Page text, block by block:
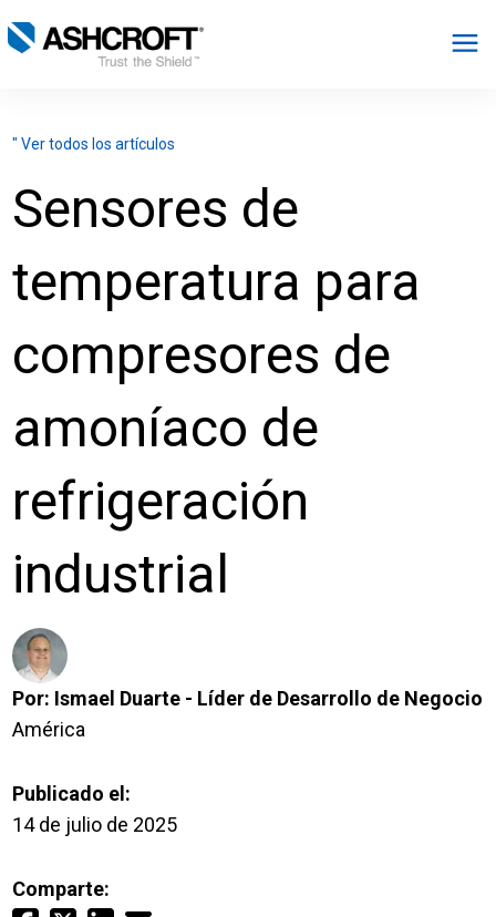
Recursos
Acerca de
Seleccionar región
Inicio de sesión
Carreras profesionales
Póngase en contacto con
Solicitar presupuesto
" Ver todos los artículos
Sensores de
temperatura para
compresores de
amoníaco de
refrigeración
industrial
Por: Ismael Duarte - Líder de Desarrollo de Negocio
América
Publicado el:
14 de julio de 2025
Comparte: